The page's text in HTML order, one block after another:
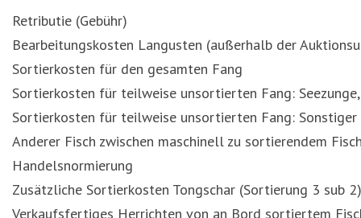
Retributie (Gebühr)
Bearbeitungskosten Langusten (außerhalb der
Sortierkosten für den gesamten Fang
Sortierkosten für teilweise unsortierten Fang:
Sortierkosten für teilweise unsortierten Fang: Sonstiger
Anderer Fisch zwischen maschinell zu sortierendem
Handelsnormierung
Zusätzliche Sortierkosten Tongschar (Sortierung 3 sub
Verkaufsfertiges Herrichten von an Bord sortiertem